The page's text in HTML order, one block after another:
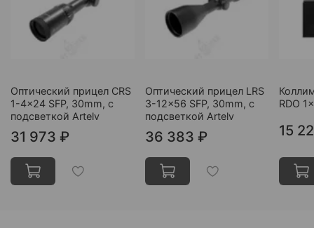
Оптический прицел CRS
1-4x24 SFP, 30mm, с
подсветкой Artelv
31 973 ₽
Оптический прицел LRS
3-12x56 SFP, 30mm, с
подсветкой Artelv
36 383 ₽
RDO
15